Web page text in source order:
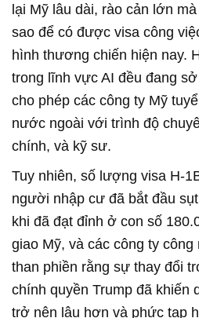
lại Mỹ lâu dài, rào cản lớn
sao để có được visa công
hình thương chiến hiện nay.
trong lĩnh vực AI đều đang
cho phép các công ty Mỹ
nước ngoài với trình độ
chính, và kỹ sư.
Tuy nhiên, số lượng visa H-
người nhập cư đã bắt đầu
khi đã đạt đỉnh ở con số
giao Mỹ, và các công ty công
than phiền rằng sự thay đổi
chính quyền Trump đã khiến
trở nên lâu hơn và phức tạp